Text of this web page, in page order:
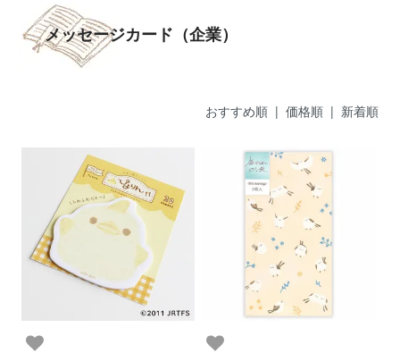
メッセージカード（企業）
おすすめ順 | 価格順| 新着順